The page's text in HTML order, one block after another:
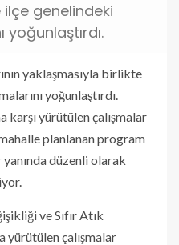
genelindeki
yoğunlaştırdı.
yaklaşmasıyla birlikte
yoğunlaştırdı.
karşı yürütülen çalışmalar
planlanan program
düzenli olarak
ve Sıfır Atık
çalışmalar